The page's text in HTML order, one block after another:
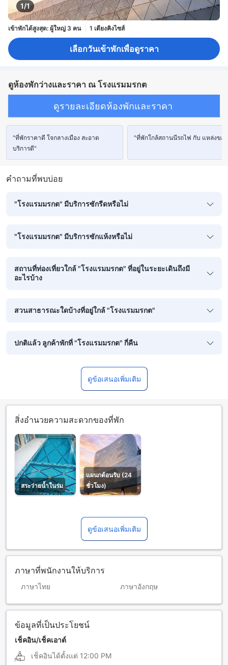
1/1
เข้าพักได้สูงสุด: ผู้ใหญ่ 3 คน 1 เตียงคิงไซส์
เลือกวันเข้าพักเพื่อดูราคา
ดูห้องพักว่างและราคา ณ โรงแรมมรกต
ดูรายละเอียดห้องพักและราคา
"ที่พักราคาดี ใจกลางเมือง สะอาด
บริการดี"
"ที่พักใกล้สถานนีรถไฟ กับ แหล่งขอ
คำถามที่พบบ่อย
"โรงแรมมรกต" มีบริการซักรีดหรือไม่
"โรงแรมมรกต" มีบริการซักแห้งหรือไม่
สถานที่ท่องเที่ยวใกล้ "โรงแรมมรกต" ที่อยู่ในระยะเดินถึงมี
อะไรบ้าง
สวนสาธารณะใดบ้างที่อยู่ใกล้ "โรงแรมมรกต"
ปกติแล้ว ลูกค้าพักที่ "โรงแรมมรกต" กี่คืน
ดูข้อเสนอเพิ่มเติม
สิ่งอำนวยความสะดวกของที่พัก
สระว่ายน้ำในร่ม
แผนกต้อนรับ (24
ชั่วโมง)
ดูข้อเสนอเพิ่มเติม
ภาษาที่พนักงานให้บริการ
ภาษาไทย ภาษาอังกฤษ
ข้อมูลที่เป็นประโยชน์
เช็คอิน/เช็คเอาต์
เช็คอินได้ตั้งแต่ 12:00 PM